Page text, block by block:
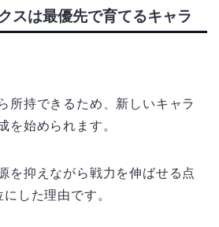
スは最優先で育てるキャラ
所持できるため、新しいキャラ
を始められます。
を抑えながら戦力を伸ばせる点
した理由です。